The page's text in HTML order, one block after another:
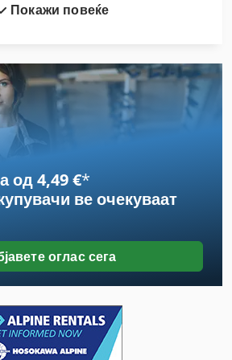
Покажи повеќе
од 4,49 €*
ве очекуваат
оглас сега